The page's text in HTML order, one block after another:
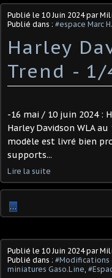
Publié le 10 Juin 2024par
Publié dans : #espace Marc H.
Harley
Trend -
-16 mai / 10 juin 2024 :
Harley Davidson WLA
modèle est livré bien
supports...
Lire la suite
…
Publié le 10 Juin 2024par
Publié dans : #Modifications
miniatures Gaso.Line,